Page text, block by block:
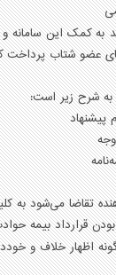
به کمک اين سامانه
عضو شتاب پرداخت
شرح زیر است:
تقاضا می‌شود
قرارداد بيمه
و خودداری از واقع‌گويي، به موجب